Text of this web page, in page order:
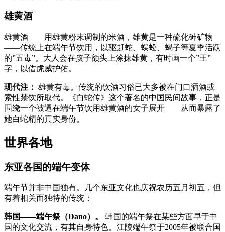
雄黄酒
雄黄酒——用雄黄粉末调制的米酒，雄黄是一种硫化砷矿物
——传统上在端午节饮用，以驱赶蛇、蜈蚣、蝎子等夏季活跃
的”五毒”。大人会在孩子额头上涂抹雄黄，有时画一个”王”
字，以借虎威护佑。
现代注： 雄黄有毒。传统的饮酒习俗已大多被在门口洒酒或
索性禁饮所取代。《白蛇传》这个著名的中国民间故事，正是
围绕一个被逼在端午节饮用雄黄酒的女子展开——从而暴露了
她白蛇精的真实身份。
世界各地
东亚各国的端午变体
端午节并非中国独有。几个东亚文化也庆祝农历五月初五，但
有着相关而独特的传统：
韩国——端午祭（Dano）。
韩国的端午祭在某些方面早于中
国的文化交流，有其自身特色。江陵端午祭于2005年被联合国